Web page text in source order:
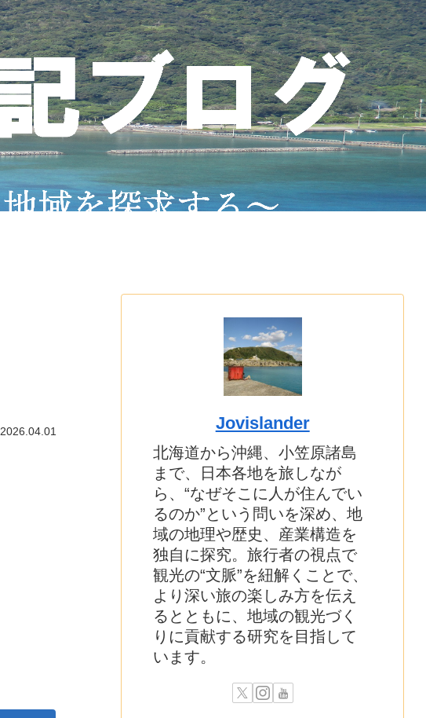
2026.04.01 Jovislander
北海道から沖縄、小笠原諸島
まで、日本各地を旅しなが
ら、“なぜそこに人が住んでい
るのか”という問いを深め、地
域の地理や歴史、産業構造を
独自に探究。旅行者の視点で
観光の“文脈”を紐解くことで、
より深い旅の楽しみ方を伝え
るとともに、地域の観光づく
りに貢献する研究を目指して
います。